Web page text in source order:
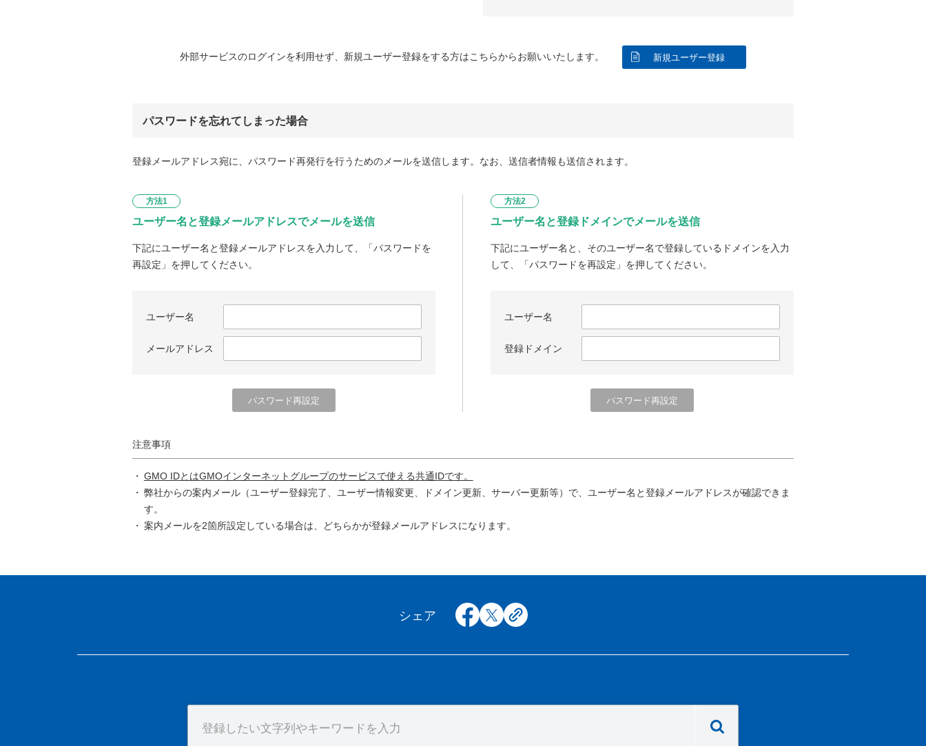
外部サービスのログインを利用せず、新規ユーザー登録をする方はこちらからお願いいたします。 新規ユーザー登録
パスワードを忘れてしまった場合
登録メールアドレス宛に、パスワード再発行を行うためのメールを送信します。なお、送信者情報も送信されます。
方法1
ユーザー名と登録メールアドレスでメールを送信
下記にユーザー名と登録メールアドレスを入力して、「パスワードを
再設定」を押してください。
ユーザー名
メールアドレス
方法2
ユーザー名と登録ドメインでメールを送信
下記にユーザー名と、そのユーザー名で登録しているドメインを入力
して、「パスワードを再設定」を押してください。
ユーザー名
登録ドメイン
注意事項
GMO IDとはGMOインターネットグループのサービスで使える共通IDです。
弊社からの案内メール（ユーザー登録完了、ユーザー情報変更、ドメイン更新、サーバー更新等）で、ユーザー名と登録メールアドレスが確認できま
す。
案内メールを2箇所設定している場合は、どちらかが登録メールアドレスになります。
シェア facebook
x copy